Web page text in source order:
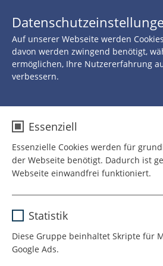
Zurück zu allen Neuigkeiten
06.MAI 2025
ROTE NASEN
Mitarbeitende
Ankunfts- und
htung für
Berlin-Tegel
Auf unserer Webseite werden
davon werden zwingend benötigt,
ermöglichen, Ihre Nutzererfahrung
verbessern.
Essenziell
Essenzielle Cookies werden für
der Webseite benötigt. Dadurch ist
Webseite einwandfrei funktioniert.
Laufzeit
Statistik
Diese Gruppe beinhaltet Skripte für
Google Ads.